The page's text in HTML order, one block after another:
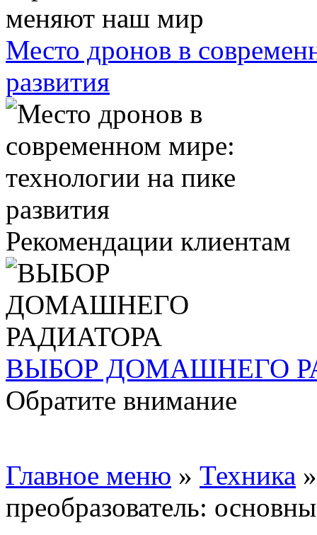
Место дронов в
развития
Рекомендации клиентам
ВЫБОР ДОМАШНЕГО
Обратите внимание
Главное меню » Техника
преобразователь: